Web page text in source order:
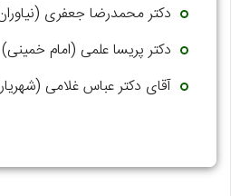
دکتر محمدرضا جعفری
دکتر پریسا علمی (امام خمینی)
آقای دکتر عباس غلامی